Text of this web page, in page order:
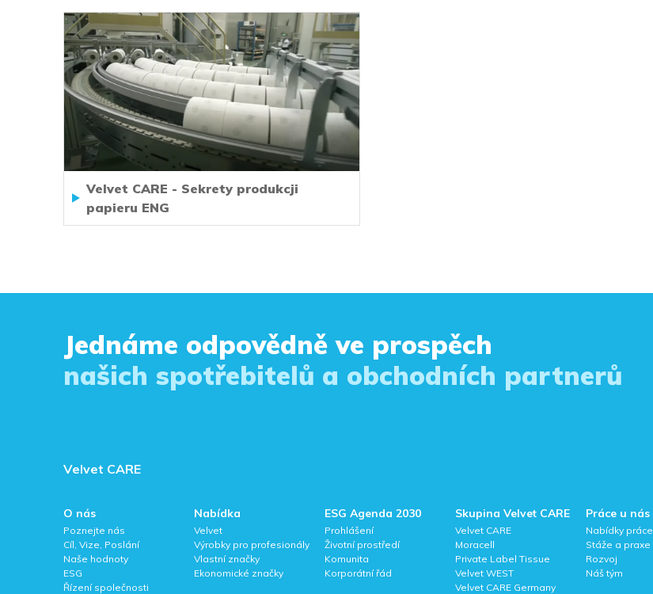
Velvet CARE - Sekrety produkcji
papieru ENG
Jednáme odpovědně ve prospěch
našich spotřebitelů a obchodních partnerů
Velvet CARE
O nás
Poznejte nás
Cíl, Vize, Poslání
Naše hodnoty
ESG
Řízení společnosti
Nabídka
Velvet
Výrobky pro profesionály
Vlastní značky
Ekonomické značky
ESG Agenda 2030
Prohlášení
Životní prostředí
Komunita
Korporátní řád
Skupina Velvet CARE
Velvet CARE
Moracell
Private Label Tissue
Velvet WEST
Velvet CARE Germany
Práce u nás
Nabídky práce
Stáže a praxe
Rozvoj
Náš tým